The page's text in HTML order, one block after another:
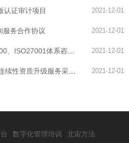
认证审计项目 2021-12-01
服务合作协议 2021-12-01
体系咨询服务项目 2021-12-01
资质升级服务采购项目 2021-12-01
数字化管理培训 北宙方法